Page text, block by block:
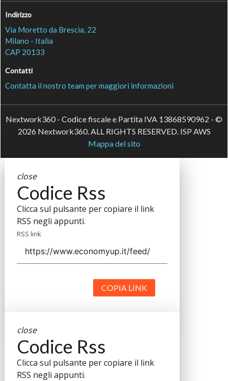
Indirizzo
Via Moretto da Brescia, 22
Milano - Italia
CAP 20133
Contatti
Contatta il nostro team per maggiori informazioni
Nextwork360 - Codice fiscale e Partita IVA 13868590962 - ©
2026 Nextwork360. ALL RIGHTS RESERVED. ISP AWS
Mappa del sito
close
Codice Rss
Clicca sul pulsante per copiare il link
RSS negli appunti.
RSS link
COPIA LINK
close
Codice Rss
Clicca sul pulsante per copiare il link
RSS negli appunti.